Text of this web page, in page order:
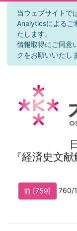
当ウェブサイトで
Analyticsによるご
たします。
情報取得にご同意
クをお願いいたし
『経済史文
前 [759] 760/